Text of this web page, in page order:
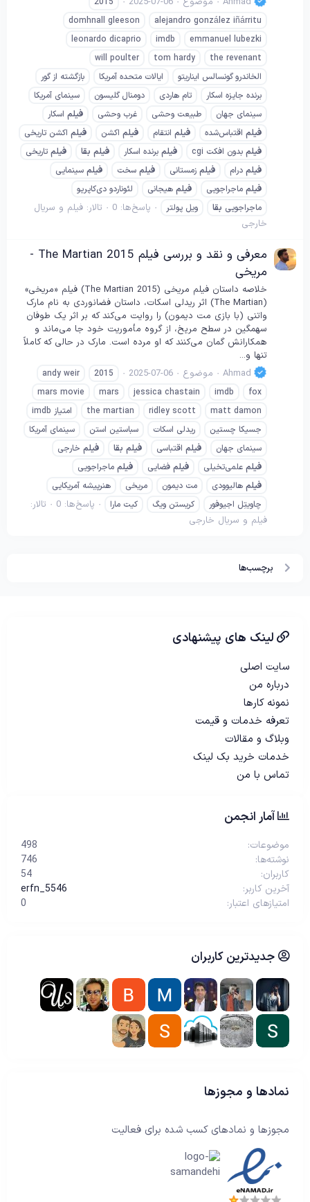
alejandro gonzález iñárritu
domhnall gleeson
emmanuel lubezki
imdb
leonardo dicaprio
the revenant
tom hardy
will poulter
الخاندرو گونسالس ایناریتو
ایالات متحده آمریکا
بازگشته از گور
برنده جایزه اسکار
تام هاردی دومنال گلیسون
سینمای آمریکا
سینمای جهان
طبیعت وحشی غرب وحشی فیلم اسکار
فیلم اقتباس‌شده فیلم انتقام فیلم اکشن فیلم اکشن تاریخی
فیلم بدون افکت cgi فیلم برنده اسکار فیلم بقا فیلم تاریخی
فیلم درام فیلم زمستانی فیلم سخت فیلم سینمایی
فیلم ماجراجویی فیلم هیجانی
لئوناردو دی‌کاپریو
ماجراجویی بقا ویل پولتر پاسخ‌ها: 0 تالار: فیلم و سریال
خارجی
معرفی و نقد و بررسی فیلم The Martian 2015 -
مریخی
خلاصه داستان فیلم مریخی (The Martian 2015) فیلم «مریخی»
(The Martian) اثر ریدلی اسکات، داستان فضانوردی به نام مارک
واتنی (با بازی مت دیمون) را روایت می‌کند که بر اثر یک طوفان
سهمگین در سطح مریخ، از گروه مأموریت خود جا می‌ماند و
همکارانش گمان می‌کنند که او مرده است. مارک در حالی که کاملاً
تنها و...
Ahmad
موضوع 2025-07-06
2015
andy weir
fox
imdb
jessica chastain
mars
mars movie
matt damon
ridley scott
the martian
امتیاز imdb
جسیکا چستین
ریدلی اسکات سباستین استن
سینمای آمریکا
سینمای جهان
فیلم اقتباسی فیلم بقا فیلم خارجی
فیلم علمی‌تخیلی فیلم فضایی فیلم ماجراجویی
فیلم هالیوودی مت دیمون مریخی
هنرپیشه آمریکایی
چاویتِل اجیوفور
کریستن ویگ کیت مارا پاسخ‌ها: 0
تالار:
فیلم و سریال خارجی
برچسب‌ها
لینک های پیشنهادی
سایت اصلی
درباره من
نمونه کارها
تعرفه خدمات و قیمت
وبلاگ و مقالات
خدمات خرید بک لینک
تماس با من
آمار انجمن
موضوعات
498
نوشته‌ها
746
کاربران
54
آخرین کاربر
erfn_5546
امتیازهای اعتبار
0
جدیدترین کاربران
نمادها و مجوزها
مجوزها و نمادهای کسب شده برای فعالیت